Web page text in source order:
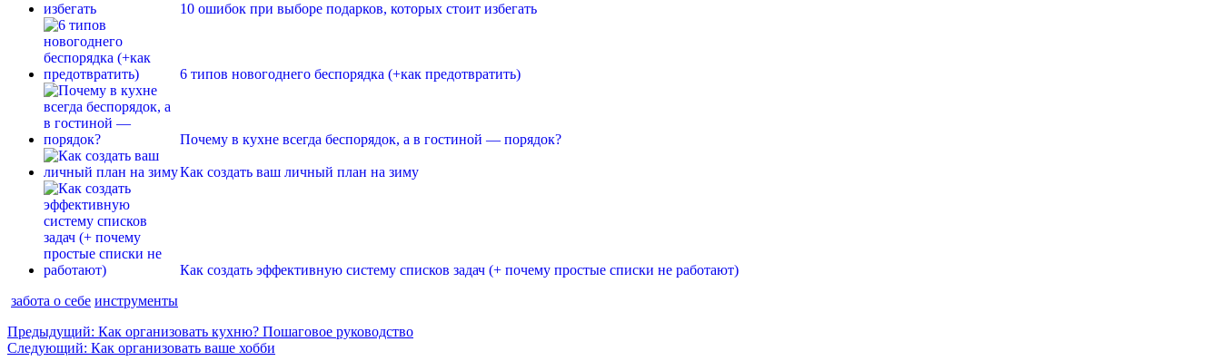
10 ошибок при выборе подарков, которых стоит избегать
6 типов новогоднего беспорядка (+как предотвратить)
Почему в кухне всегда беспорядок, а в гостиной — порядок?
Как создать ваш личный план на зиму
Как создать эффективную систему списков задач (+ почему простые списки не работают)
забота о себе инструменты
Навигация
Предыдущий: Предыдущая
запись:
Как организовать кухню? Пошаговое руководство
Следующий: Следующая
Как организовать ваше хобби